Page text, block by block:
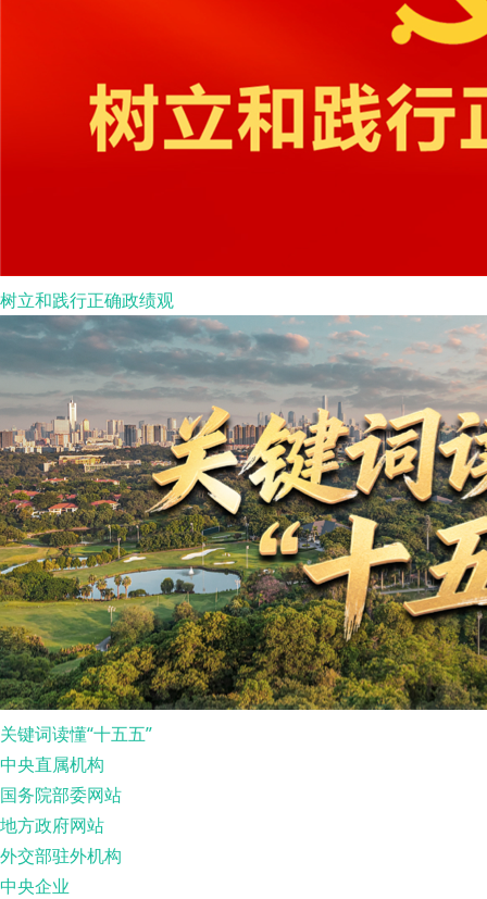
树立和践行正确政绩观
关键词读懂“十五五”
中央直属机构
国务院部委网站
地方政府网站
外交部驻外机构
中央企业